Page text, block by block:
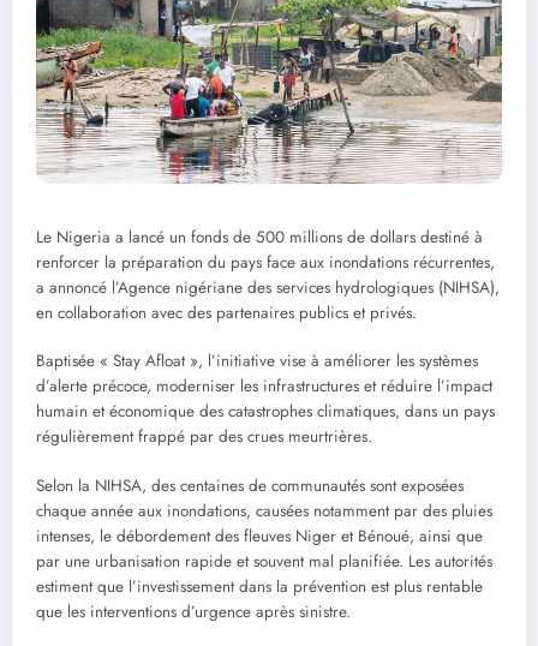
Le Nigeria a lancé un fonds de 500 millions de dollars destiné à
renforcer la préparation du pays face aux inondations récurrentes,
a annoncé l’Agence nigériane des services hydrologiques (NIHSA),
en collaboration avec des partenaires publics et privés.
Baptisée « Stay Afloat », l’initiative vise à améliorer les systèmes
d’alerte précoce, moderniser les infrastructures et réduire l’impact
humain et économique des catastrophes climatiques, dans un pays
régulièrement frappé par des crues meurtrières.
Selon la NIHSA, des centaines de communautés sont exposées
chaque année aux inondations, causées notamment par des pluies
intenses, le débordement des fleuves Niger et Bénoué, ainsi que
par une urbanisation rapide et souvent mal planifiée. Les autorités
estiment que l’investissement dans la prévention est plus rentable
que les interventions d’urgence après sinistre.